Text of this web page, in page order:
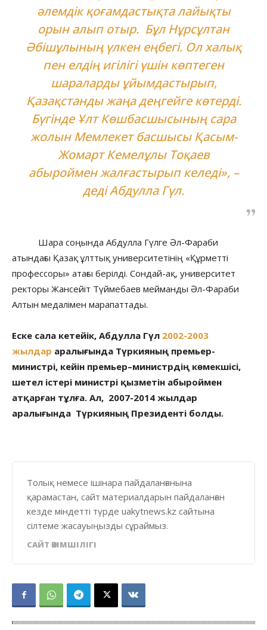
әлемдік қоғамдастықта лайықты
орын алып отыр. Бұл Нұрсұлтан
Әбішұлының үлкен еңбегі. Ол халық
пен елдің игілігі үшін көптеген
шараларды ұйымдастырып,
Қазақстанды жаңа деңгейге көтерді.
Бүгінде Ұлт Көшбасшысының сара
жолын Мемлекет басшысы Қасым-
Жомарт Кемелұлы Тоқаев
абыроймен жалғастырып келеді», –
деді Абдулла Гүл.
Шара соңында Абдулла Гүлге Әл-Фараби
атындағы Қазақ ұлттық университетінің «Құрметті
профессоры» атағы берілді. Сондай-ақ, университет
ректоры Жансейіт Түймебаев мейманды Әл-Фараби
Алтын медалімен марапаттады.
Еске сала кетейік, Абдулла Гүл 2002-2003
жылдар аралығында Түркияның премьер-
министрі, кейін премьер–министрдің көмекшісі,
шетел істері министрі қызметін абыроймен
атқарған тұлға. Ал, 2007-2014 жылдар
аралығында Түркияның Президенті болды.
Толық немесе ішінара пайдаланғанына
қарамастан, сайт материалдарын пайдаланған
кезде міндетті түрде uakytnews.kz сайтына
сілтеме жасауыңызды сұраймыз.
САЙТ ӘКІМШІЛІГІ